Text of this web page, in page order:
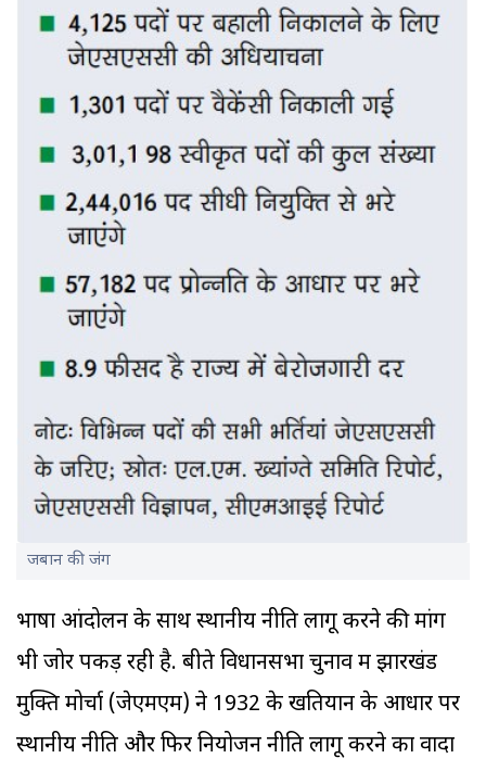
जबान की जंग
भाषा आंदोलन के साथ स्थानीय नीति लागू करने की मांग
भी जोर पकड़ रही है. बीते विधानसभा चुनाव में झारखंड
मुक्ति मोर्चा (जेएमएम) ने 1932 के खतियान के आधार पर
स्थानीय नीति और फिर नियोजन नीति लागू करने का वादा